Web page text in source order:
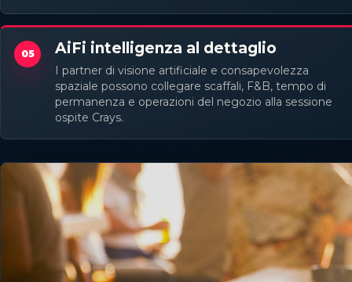
05 AiFi intelligenza al dettaglio
I partner di visione artificiale e consapevolezza
spaziale possono collegare scaffali, F&B, tempo di
permanenza e operazioni del negozio alla sessione
ospite Crays.